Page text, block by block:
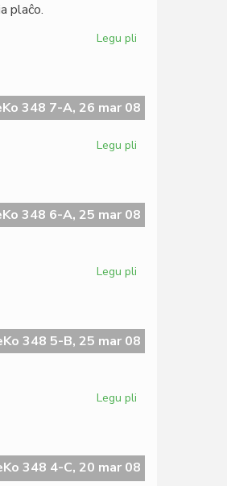
plaĉo.
Legu pli
Meksiko
348 7-A, 26 mar 08
Legu pli
EVA
348 6-A, 25 mar 08
Legu pli
la
bulgara
348 5-B, 25 mar 08
Legu pli
Giorgio
Silfer
348 4-C, 20 mar 08